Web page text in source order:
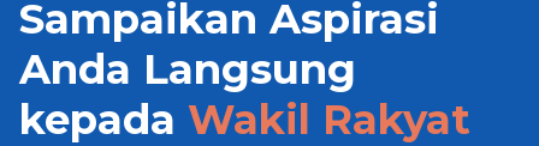
Sampaikan Aspirasi
Anda Langsung
kepada Wakil Rakyat